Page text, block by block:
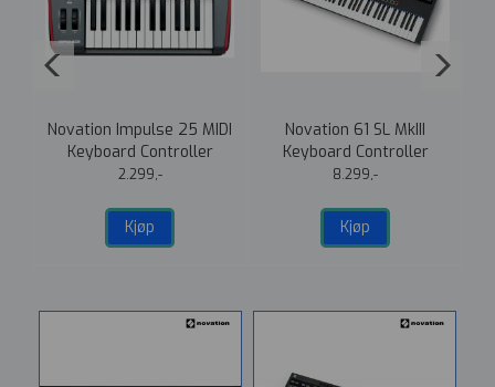
Novation Impulse 25 MIDI
Keyboard Controller
2.299,-
Kjøp
Novation 61 SL MkIII
Keyboard Controller
8.299,-
Kjøp